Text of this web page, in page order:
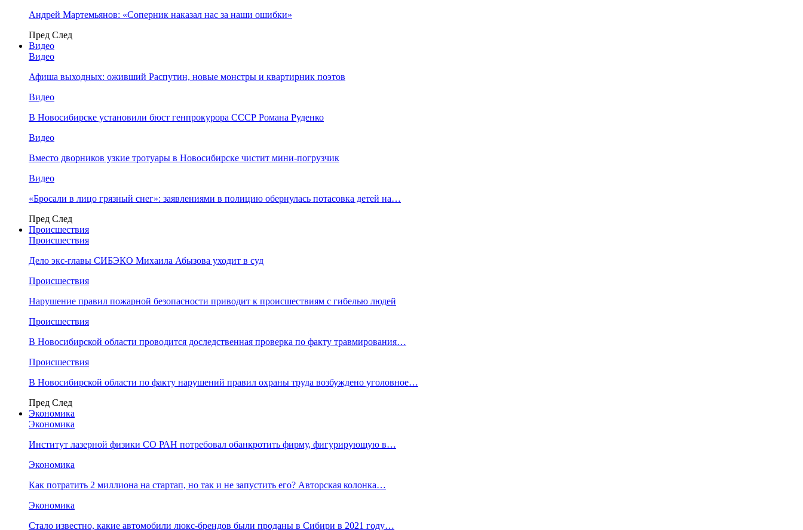
Андрей Мартемьянов: «Соперник наказал нас за наши ошибки»
Пред След
Видео
Видео
Афиша выходных: оживший Распутин, новые монстры и квартирник поэтов
Видео
В Новосибирске установили бюст генпрокурора СССР Романа Руденко
Видео
Вместо дворников узкие тротуары в Новосибирске чистит мини-погрузчик
Видео
«Бросали в лицо грязный снег»: заявлениями в полицию обернулась потасовка детей на…
Пред След
Происшествия
Происшествия
Дело экс-главы СИБЭКО Михаила Абызова уходит в суд
Происшествия
Нарушение правил пожарной безопасности приводит к происшествиям с гибелью людей
Происшествия
В Новосибирской области проводится доследственная проверка по факту травмирования…
Происшествия
В Новосибирской области по факту нарушений правил охраны труда возбуждено уголовное…
Пред След
Экономика
Экономика
Институт лазерной физики СО РАН потребовал обанкротить фирму, фигурирующую в…
Экономика
Как потратить 2 миллиона на стартап, но так и не запустить его? Авторская колонка…
Экономика
Стало известно, какие автомобили люкс-брендов были проданы в Сибири в 2021 году…